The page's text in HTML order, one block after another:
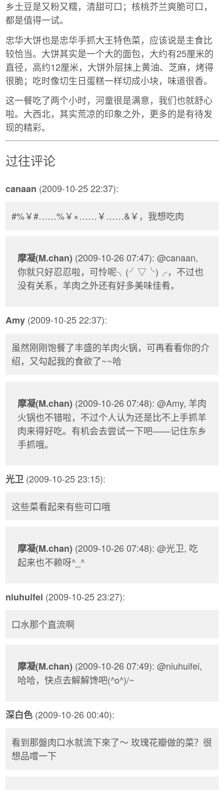
乡土豆是又粉又糯，清甜可口；核桃芥兰爽脆可口，
都是值得一试。
忠华大饼也是忠华手抓大王特色菜，应该说是主食比
较恰当。大饼其实是一个大的面包，大约有25厘米的
直径，高约12厘米，大饼外层抹上黄油、芝麻，烤得
很脆；吃时像切生日蛋糕一样切成小块，味道很香。
这一餐吃了两个小时，河童很是满意，我们也就舒心
啦。大西北，其实荒凉的印象之外，更多的是有待发
现的精彩。
过往评论
canaan (2009-10-25 22:37):
#%￥#……%￥×……￥……&￥，我想吃肉
摩凝(M.chan) (2009-10-26 07:47): @canaan,
你就只好忍忍啦，可怜呢╮(╯▽╰)╭，不过也
没有关系，羊肉之外还有好多美味佳肴。
Amy (2009-10-25 22:37):
虽然刚刚饱餐了丰盛的羊肉火锅，可再看看你的介
绍，又勾起我的食欲了~~哈
摩凝(M.chan) (2009-10-26 07:48): @Amy, 羊肉
火锅也不错啦，不过个人认为还是比不上手抓羊
肉来得好吃。有机会去尝试一下吧——记住东乡
手抓哦。
光卫 (2009-10-25 23:15):
这些菜看起来有些可口哦
摩凝(M.chan) (2009-10-26 07:48): @光卫, 吃
起来也不赖呀^_^
niuhuifei (2009-10-25 23:27):
口水那个直流啊
摩凝(M.chan) (2009-10-26 07:49): @niuhuifei,
哈哈，快点去解解馋吧(^o^)/~
深白色 (2009-10-26 00:40):
看到那盤肉口水就流下來了～ 玫瑰花瓣做的菜？很
想品嚐一下